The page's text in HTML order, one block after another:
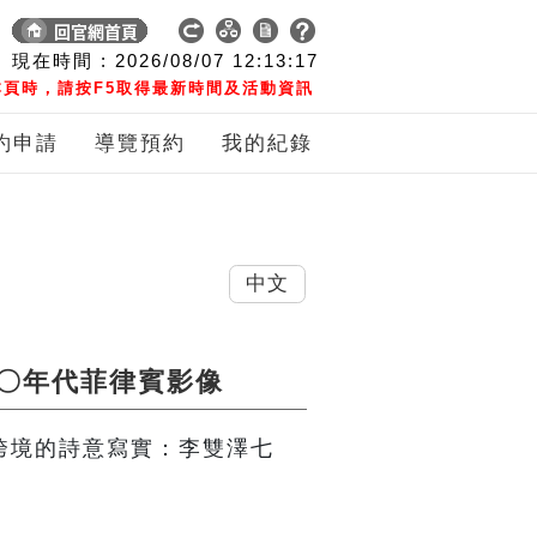
現在時間 : 2026/08/07 12:13:17
時，請按F5取得最新時間及活動資訊
申請 導覽預約 我的紀錄
年代菲律賓影像
的詩意寫實：李雙澤七